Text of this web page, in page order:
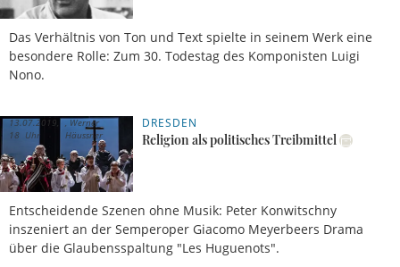
Das Verhältnis von Ton und Text spielte in seinem Werk eine
besondere Rolle: Zum 30. Todestag des Komponisten Luigi
Nono.
DRESDEN
Religion als politisches Treibmittel
Entscheidende Szenen ohne Musik: Peter Konwitschny
inszeniert an der Semperoper Giacomo Meyerbeers Drama
über die Glaubensspaltung "Les Huguenots".
13.07.2019,
18 Uhr
Werner
Häussner